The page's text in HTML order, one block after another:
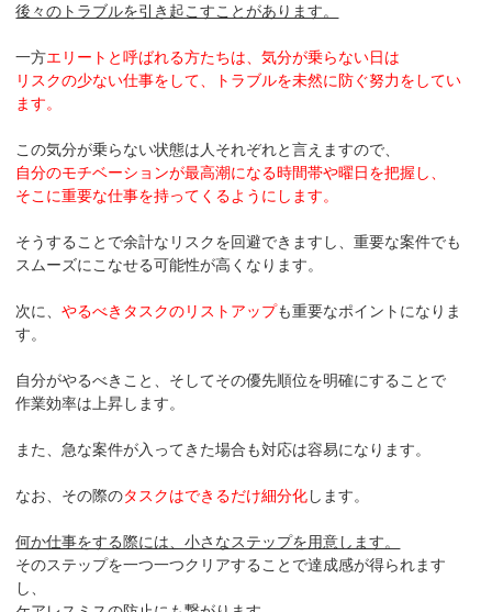
後々のトラブルを引き起こすことがあります。
一方エリートと呼ばれる方たちは、気分が乗らない日は
リスクの少ない仕事をして、トラブルを未然に防ぐ努力をしてい
ます。
この気分が乗らない状態は人それぞれと言えますので、
自分のモチベーションが最高潮になる時間帯や曜日を把握し、
そこに重要な仕事を持ってくるようにします。
そうすることで余計なリスクを回避できますし、重要な案件でも
スムーズにこなせる可能性が高くなります。
次に、やるべきタスクのリストアップも重要なポイントになりま
す。
自分がやるべきこと、そしてその優先順位を明確にすることで
作業効率は上昇します。
また、急な案件が入ってきた場合も対応は容易になります。
なお、その際のタスクはできるだけ細分化します。
何か仕事をする際には、小さなステップを用意します。
そのステップを一つ一つクリアすることで達成感が得られます
し、